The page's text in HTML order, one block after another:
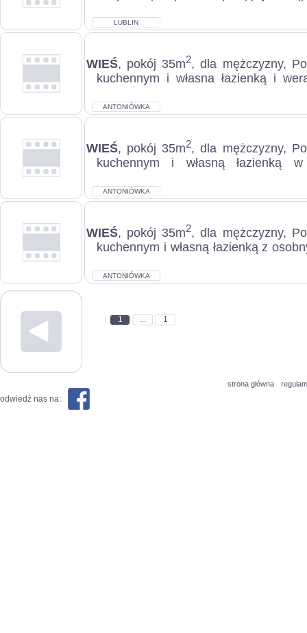
osobom niepalącym. więcej
LUBLIN
WIEŚ, pokój 35m2, dla mężczyzny,
kuchennym i własna łazienką i
ANTONIÓWKA
WIEŚ, pokój 35m2, dla mężczyzny,
kuchennym i własną łazienką w
ANTONIÓWKA
WIEŚ, pokój 35m2, dla mężczyzny,
kuchennym i własną łazienką z
ANTONIÓWKA
1 ... 1
strona główna
odwiedź nas na: